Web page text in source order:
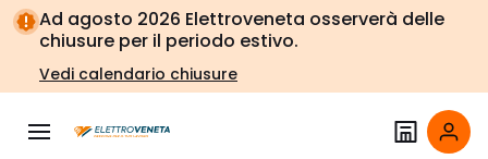
Vai alla
navigazione
Vai
alla
pagina
Ad agosto 2026 Elettroveneta osserverà delle
chiusure per il periodo estivo.
Vedi calendario chiusure